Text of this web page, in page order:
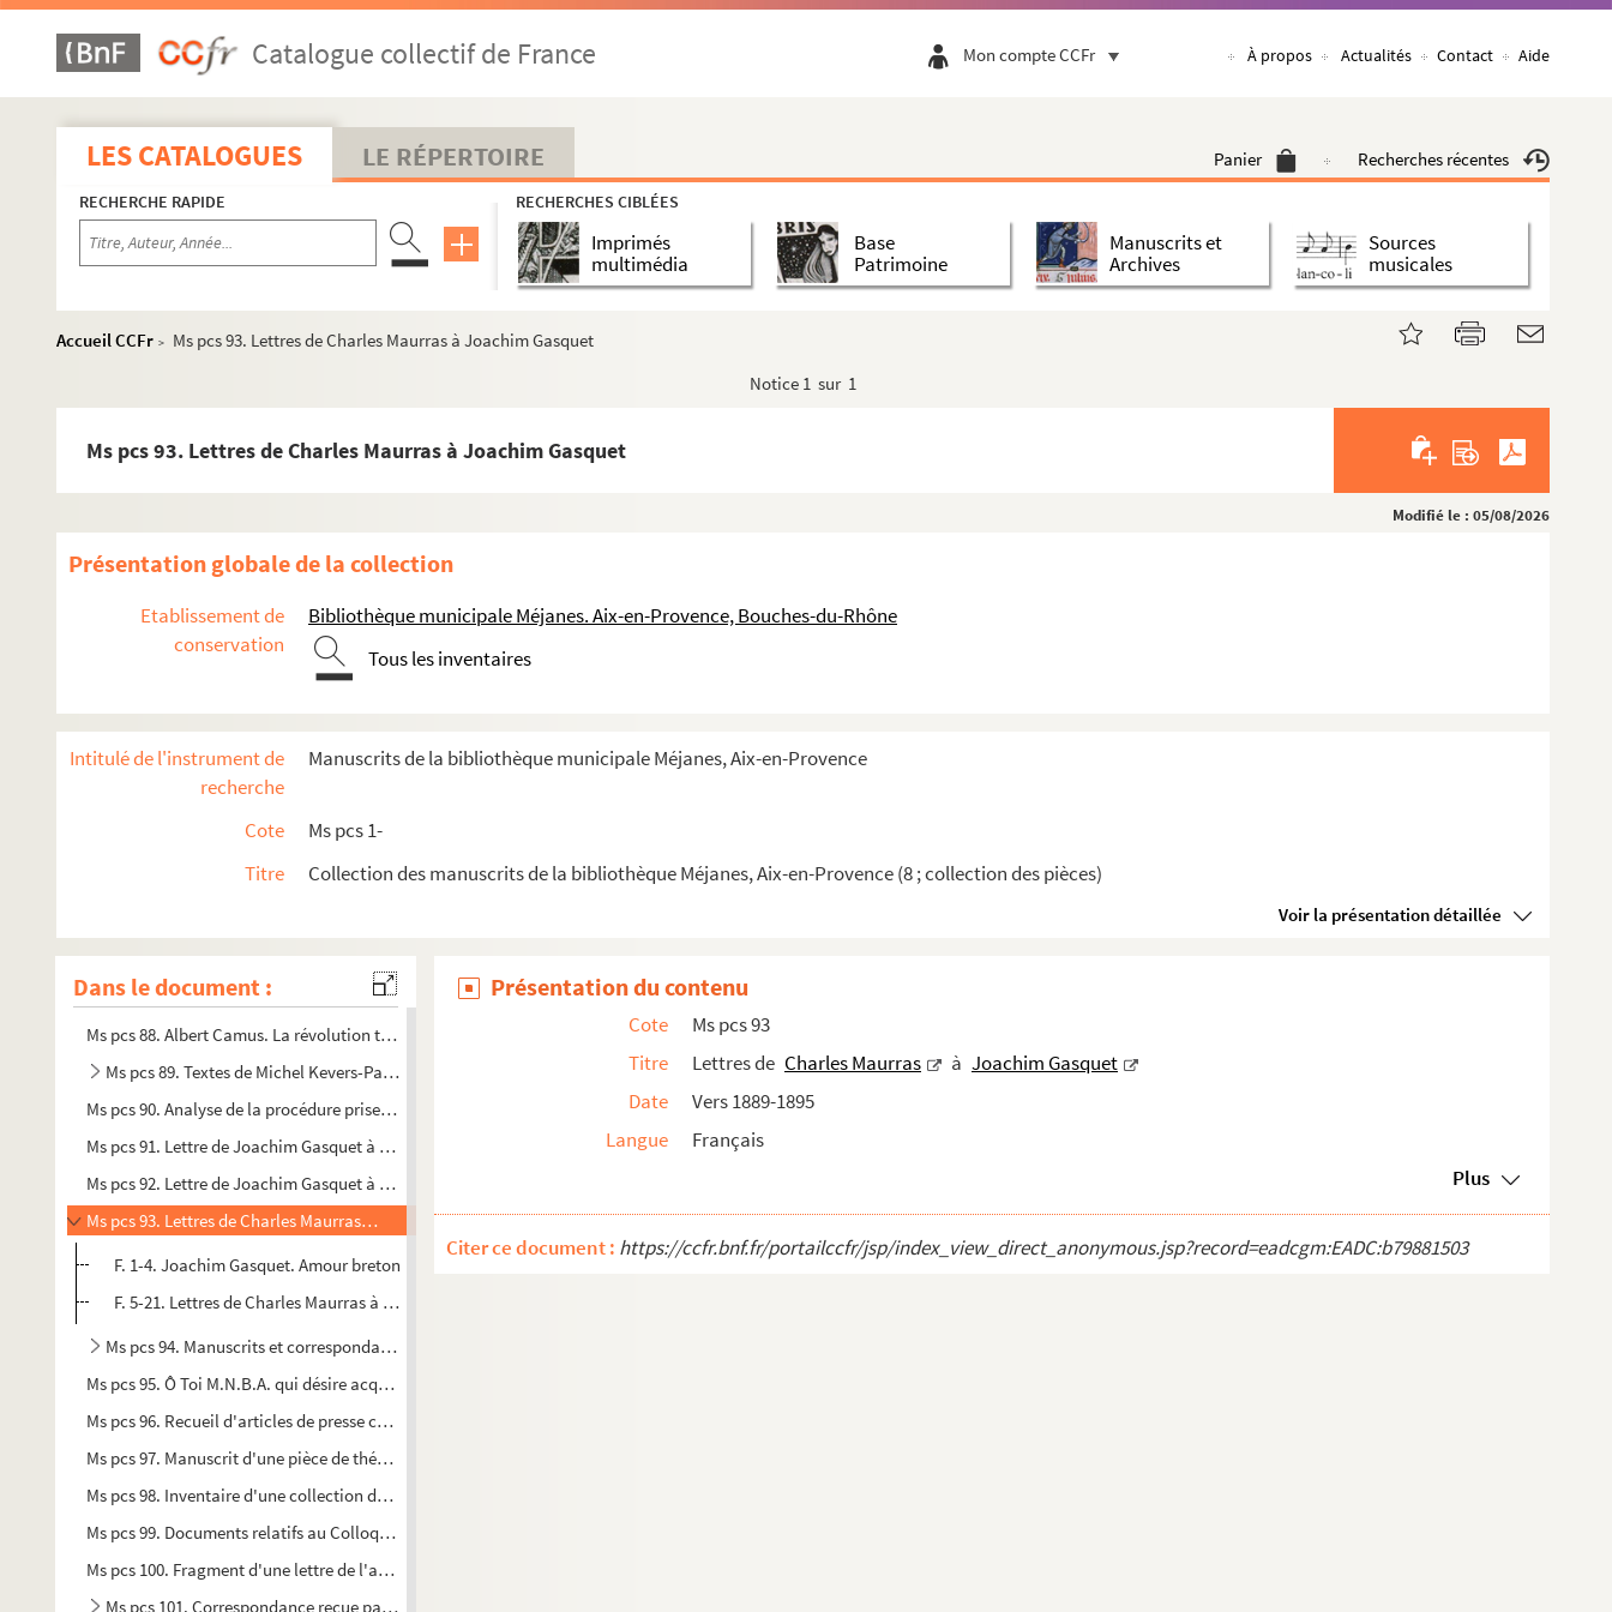
Catalogue collectif de France Mon compte CCFr À propos Actualités Contact Aide
LES CATALOGUES LE RÉPERTOIRE Panier Recherches récentes
RECHERCHE RAPIDE RECHERCHES CIBLÉES
Imprimés
multimédia
Base
Patrimoine
Manuscrits et
Archives
Sources
musicales
Accueil CCFr >
Ms pcs 93. Lettres de Charles Maurras à Joachim Gasquet
Notice 1 sur 1
Ms pcs 93. Lettres de Charles Maurras à Joachim Gasquet
Modifié le : 05/08/2026
Présentation globale de la collection
Etablissement de
conservation
Bibliothèque municipale Méjanes. Aix-en-Provence, Bouches-du-Rhône
Tous les inventaires
Intitulé de l'instrument de
recherche
Manuscrits de la bibliothèque municipale Méjanes, Aix-en-Provence
Cote
Ms pcs 1-
Titre
Collection des manuscrits de la bibliothèque Méjanes, Aix-en-Provence (8 ; collection des pièces)
Voir la présentation détaillée
Dans le document :
Ms pcs 61. Lettre écrite de Grasse au procureur aux comptes d'Aix-en-Provence
Ms pcs 62. Lettre de Madame Roux-Alphéran à sa sœur
Ms pcs 63. Lettre du marquis Donatien Alphonse François de Sade, à son homme de loi Gaspard François Xavier Gau...
Ms pcs 64. Lettre d'Antoine de Sartine à M. Joseph Bougerel
Ms pcs 65. Lettres autographes d'Edmond Jaloux
Ms pcs 66. Lettres de Jean-Louis Vaudoyer (1883-1963) à un destinataire inconnu
Ms pcs 67. Lettres de Louise Colet
Ms pcs 68. Lettres adressées à monsieur François de Michel, avocat en parlement de Provence
Ms pcs 69. Documents relatifs aux fresques de l'amphithéâtre des démonstrations anatomiques de l’école de chiru...
Ms pcs 71. Documents relatifs à une affaire de source sur le domaine de Molières, à Tourtour, pour laquelle la ...
Ms pcs 72. Documents concernant Auguste Saurel et la fontaine Mary-Rose à Grans
Ms pcs 75. Ensemble de manuscrits de Louis Cornille
Ms pcs 77. Marie-Antoinette Boyer. Giovinezza ! Giovinezza !
Ms pcs 78. Ensemble de lettres relatives à des personnalités provençales
Ms pcs 80. Documents relatifs à l'administration du Cercle de l'Odéon, à Aix-en-Provence
Ms pcs 81. Lettre autographe de Paul Cézanne à Octave Mirbeau
Ms pcs 83. Documents relatifs au peintre Ignaz Duvivier
Ms pcs 84. Le voyage de Youtcho
Ms pcs 86. Suplique de Mr. d'Entrecasteaux à la reine de Portugal
Ms pcs 87. Albert Camus. L'été à Alger
Ms pcs 88. Albert Camus. La révolution travestie
Ms pcs 89. Textes de Michel Kevers-Pascalis
Ms pcs 90. Analyse de la procédure prise à Aix
Ms pcs 91. Lettre de Joachim Gasquet à Joseph d'Arbaud
Ms pcs 92. Lettre de Joachim Gasquet à Florian-Parmentier
Ms pcs 93. Lettres de Charles Maurras à Joachim Gasquet
F. 1-4. Joachim Gasquet. Amour breton
F. 5-21. Lettres de Charles Maurras à Joachim Gasquet
Ms pcs 94. Manuscrits et correspondance de Marie et Joachim Gasquet
Ms pcs 95. Ô Toi M.N.B.A. qui désire acquérir de la science, sois diligent et la nuit et le jour, car la scienc...
Ms pcs 96. Recueil d'articles de presse concernant Paul Arène
Ms pcs 97. Manuscrit d'une pièce de théâtre
Ms pcs 98. Inventaire d'une collection de céramiques
Ms pcs 99. Documents relatifs au Colloque Maurice Blondel organisé au Séminaire Saint-Luc, Aix-en-Provence
Ms pcs 100. Fragment d'une lettre de l'abbé Rive à propos de la bibliothèque de Méjanes
Ms pcs 101. Correspondance reçue par Robert Ytier
Présentation du contenu
Cote
Ms pcs 93
Titre
Lettres de Charles Maurras à Joachim Gasquet
Date
Vers 1889-1895
Langue
Français
Plus
Citer ce document : https://ccfr.bnf.fr/portailccfr/jsp/index_view_direct_anonymous.jsp?record=eadcgm:EADC:b79881503